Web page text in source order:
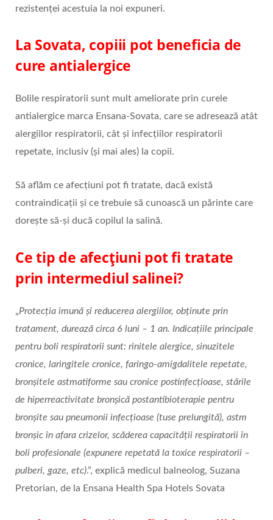
rezistenței acestuia la noi expuneri.
La Sovata, copiii pot beneficia de
cure antialergice
Bolile respiratorii sunt mult ameliorate prin curele
antialergice marca Ensana-Sovata, care se adresează atât
alergiilor respiratorii, cât și infecțiilor respiratorii
repetate, inclusiv (și mai ales) la copii.
Să aflăm ce afecțiuni pot fi tratate, dacă există
contraindicații și ce trebuie să cunoască un părinte care
dorește să-și ducă copilul la salină.
Ce tip de afecțiuni pot fi tratate
prin intermediul salinei?
„Protecția imună și reducerea alergiilor, obținute prin
tratament, durează circa 6 luni – 1 an. Indicațiile principale
pentru boli respiratorii sunt: rinitele alergice, sinuzitele
cronice, laringitele cronice, faringo-amigdalitele repetate,
bronșitele astmatiforme sau cronice postinfecțioase, stările
de hiperreactivitate bronșică postantibioterapie pentru
bronșite sau pneumonii infecțioase (tuse prelungită), astm
bronșic în afara crizelor, scăderea capacității respiratorii în
boli profesionale (expunere repetată la toxice respiratorii –
pulberi, gaze, etc).”, explică medicul balneolog, Suzana
Pretorian, de la Ensana Health Spa Hotels Sovata